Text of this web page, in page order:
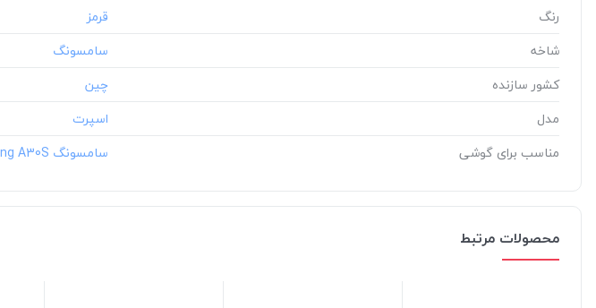
رنگ
شاخه
کشور سازنده
مدل
مناسب برای گوشی
محصولات مرتبط